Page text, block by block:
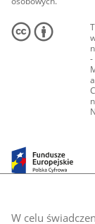
W celu
-